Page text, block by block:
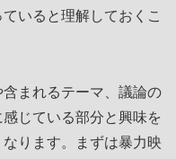
いると理解しておくこ
まれるテーマ、議論の
じている部分と興味を
ります。まずは暴力映